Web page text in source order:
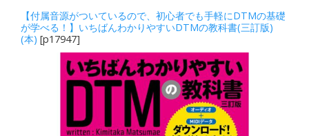
【付属音源がついているので、初心者でも手軽にDTMの基礎
が学べる！】いちばんわかりやすいDTMの教科書(三訂版)
(本) [p17947]